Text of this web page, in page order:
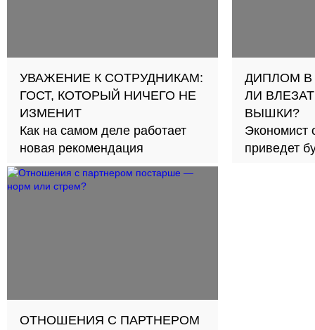
УВАЖЕНИЕ К СОТРУДНИКАМ:
ГОСТ, КОТОРЫЙ НИЧЕГО НЕ
ИЗМЕНИТ
Как на самом деле работает
новая рекомендация
ДИПЛОМ В
ЛИ
ВЫШКИ?
Экономист
приведет
ОТНОШЕНИЯ С ПАРТНЕРОМ